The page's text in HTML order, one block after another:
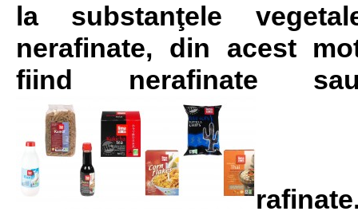
la substanţele
nerafinate, din acest
fiind nerafinate